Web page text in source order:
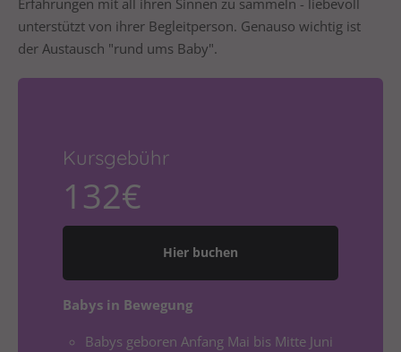
San Francisco, CA 94102
Have any questions?
info@yourdomain.com
About us
Aenean commodo ligula eget dolor. Aenean massa.
parturient montes, nascetur ridiculus mus. Donec
Erfahrungen mit all ihren Sinnen zu sammeln - liebevoll
unterstützt von ihrer Begleitperson. Genauso wichtig ist
der Austausch "rund ums Baby".
Kursgebühr
132€
Hier buchen
Babys in Bewegung
Babys geboren Anfang Mai bis Mitte Juni